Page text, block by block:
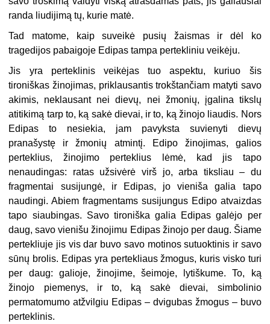
randa liudijimą tų, kurie matė.
Tad matome, kaip suveikė pusių žaismas ir dėl ko
tragedijos pabaigoje Edipas tampa pertekliniu veikėju.
Jis yra perteklinis veikėjas tuo aspektu, kuriuo šis
tironiškas žinojimas, priklausantis trokštančiam matyti savo
akimis, neklausant nei dievų, nei žmonių, įgalina tikslų
atitikimą tarp to, ką sakė dievai, ir to, ką žinojo liaudis. Nors
Edipas to nesiekia, jam pavyksta suvienyti dievų
pranašystę ir žmonių atmintį. Edipo žinojimas, galios
perteklius, žinojimo perteklius lėmė, kad jis tapo
nenaudingas: ratas užsivėrė virš jo, arba tiksliau – du
fragmentai susijungė, ir Edipas, jo vieniša galia tapo
naudingi. Abiem fragmentams susijungus Edipo atvaizdas
tapo siaubingas. Savo tironiška galia Edipas galėjo per
daug, savo vienišu žinojimu Edipas žinojo per daug. Šiame
pertekliuje jis vis dar buvo savo motinos sutuoktinis ir savo
sūnų brolis. Edipas yra pertekliaus žmogus, kuris visko turi
per daug: galioje, žinojime, šeimoje, lytiškume. To, ką
žinojo piemenys, ir to, ką sakė dievai, simbolinio
permatomumo atžvilgiu Edipas – dvigubas žmogus – buvo
perteklinis.